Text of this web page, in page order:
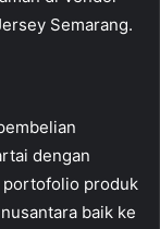
Semarang.
dengan
portofolio produk
baik ke